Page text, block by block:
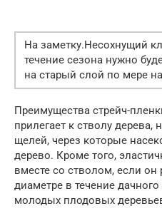
На заметку.Несохнущий
течение сезона нужно
на старый слой по мере
Преимущества стрейч-
прилегает к стволу дерева,
щелей, через которые
дерево. Кроме того,
вместе со стволом, если он
диаметре в течение
молодых плодовых